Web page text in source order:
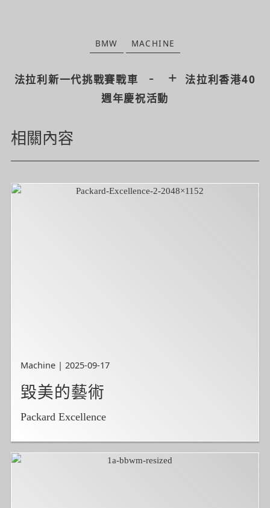
BMW MACHINE
法拉利新一代挑戰賽戰車 - +
法拉利香港40
週年慶祝活動
相關內容
Machine | 2025-09-17
毀美的藝術
Packard Excellence